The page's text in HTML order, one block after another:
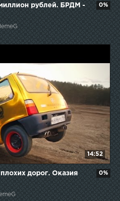
рублей. БРДМ -
0%
14:52
дорог. Оказия
0%